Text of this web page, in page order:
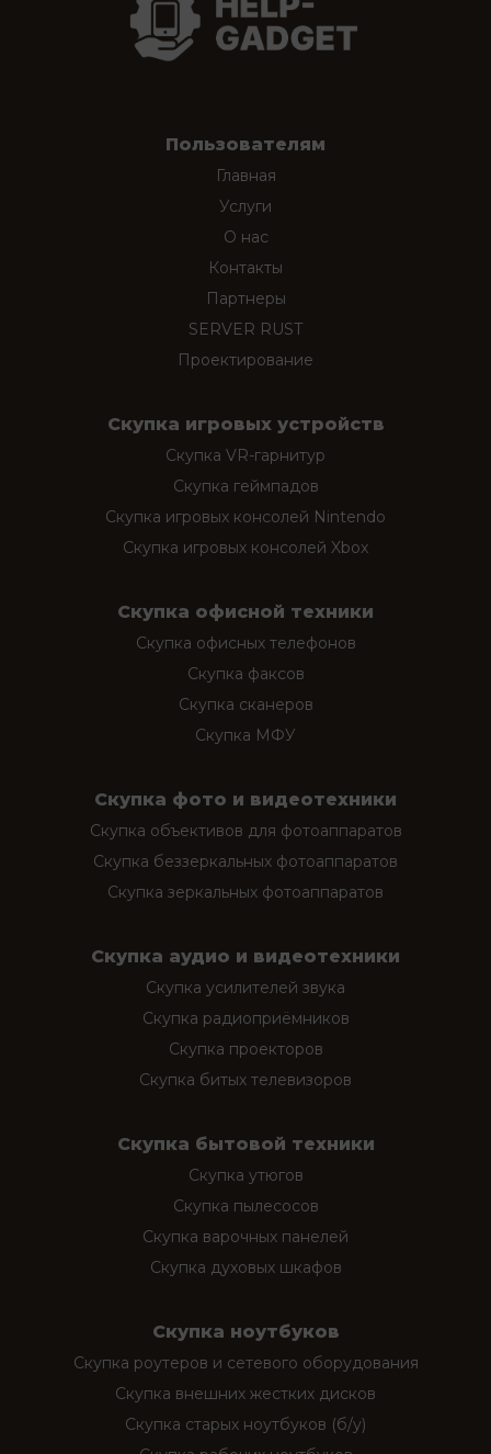
Пользователям
Главная
Услуги
О нас
Контакты
Партнеры
SERVER RUST
Проектирование
Скупка игровых устройств
Скупка VR-гарнитур
Скупка геймпадов
Скупка игровых консолей Nintendo
Скупка игровых консолей Xbox
Скупка офисной техники
Скупка офисных телефонов
Скупка факсов
Скупка сканеров
Скупка МФУ
Скупка фото и видеотехники
Скупка объективов для фотоаппаратов
Скупка беззеркальных фотоаппаратов
Скупка зеркальных фотоаппаратов
Скупка аудио и видеотехники
Скупка усилителей звука
Скупка радиоприёмников
Скупка проекторов
Скупка битых телевизоров
Скупка бытовой техники
Скупка утюгов
Скупка пылесосов
Скупка варочных панелей
Скупка духовых шкафов
Скупка ноутбуков
Скупка роутеров и сетевого оборудования
Скупка внешних жестких дисков
Скупка старых ноутбуков (б/у)